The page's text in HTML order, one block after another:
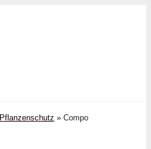
Pflanzenschutz » Compo